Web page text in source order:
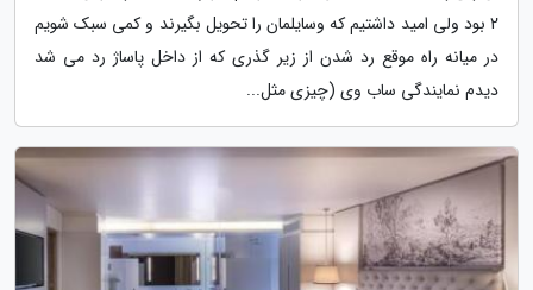
2 بود ولی امید داشتیم که وسایلمان را تحویل بگیرند و کمی سبک شویم
در میانه راه موقع رد شدن از زیر گذری که از داخل پاساژ رد می شد
دیدم نمایندگی ساب وی (چیزی مثل...